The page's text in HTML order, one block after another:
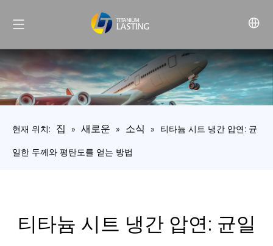
현재 위치: 집 » 새로운 » 소식 » 티타늄 시트 냉간 압연: 균
일한 두께와 평탄도를 얻는 방법
티타늄 시트 냉간 압연: 균일